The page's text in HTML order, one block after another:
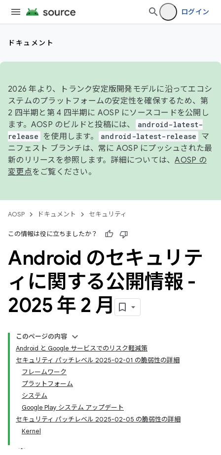
ログイン
ドキュメント
2026 年より、トランク安定版開発モデルに沿ってエコシ
ステムのプラットフォームの安定性を確保するため、第
2 四半期と第 4 四半期に AOSP にソースコードを公開し
ます。AOSP のビルドと投稿には、
android-latest-
release
を使用します。 android-latest-release
マ
ニフェスト ブランチは、常に AOSP にプッシュされた最
新のリリースを参照します。詳細については、AOSP の
変更点をご覧ください。
AOSP ドキュメント セキュリティ
この情報は役に立ちましたか？
Android のセキュリテ
ィに関する公開情報 -
2025 年 2 月
このページの内容
Android と Google サービスでのリスク軽減策
セキュリティ パッチレベル 2025-02-01 の脆弱性の詳細
フレームワーク
プラットフォーム
システム
Google Play システム アップデート
セキュリティ パッチレベル 2025-02-05 の脆弱性の詳細
Kernel